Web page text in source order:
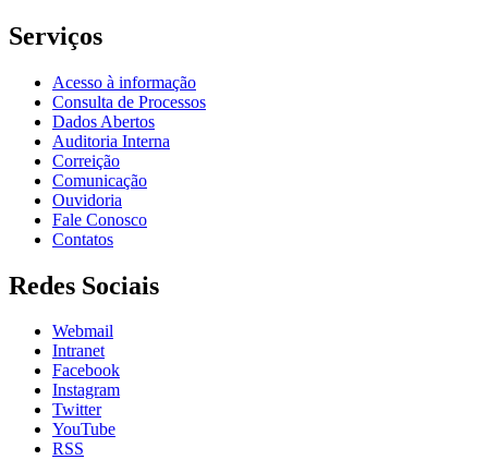
Serviços
Acesso à informação
Consulta de Processos
Dados Abertos
Auditoria Interna
Correição
Comunicação
Ouvidoria
Fale Conosco
Contatos
Redes Sociais
Webmail
Intranet
Facebook
Instagram
Twitter
YouTube
RSS